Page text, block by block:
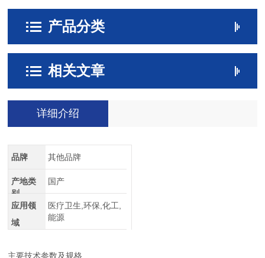
产品分类
相关文章
详细介绍
品牌 其他品牌
产地类
别
国产
应用领
域
医疗卫生,环保,化工,
能源
主要技术参数及规格